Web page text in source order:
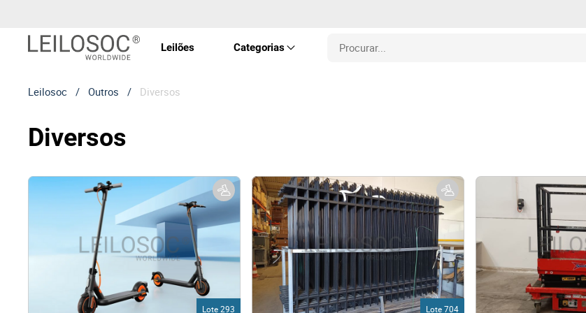
Leilões Categorias
Equipamentos
Maquinaria
Arte e Colecionáveis
Leilosoc / Outros / Diversos
Diversos
Lote 293 Lote 704